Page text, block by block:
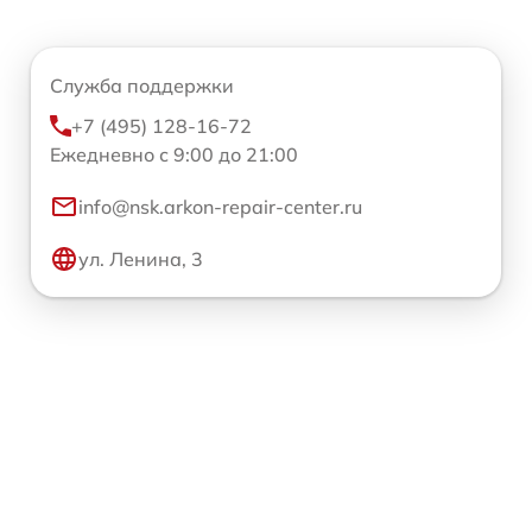
Служба поддержки
+7 (495) 128-16-72
Ежедневно с 9:00 до 21:00
info@nsk.arkon-repair-center.ru
ул. Ленина, 3